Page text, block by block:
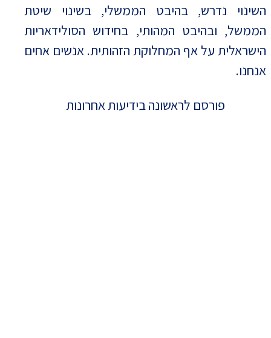
השינוי נדרש, בהיבט הממשלי, בשינוי שיטת
הממשל, ובהיבט המהותי, בחידוש הסולידאריות
הישראלית על אף המחלוקת הזהותית. אנשים אחים
אנחנו.
פורסם לראשונה בידיעות אחרונות